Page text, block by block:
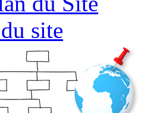
site